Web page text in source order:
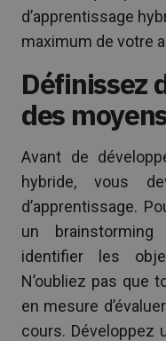
d’apprentissage
maximum de votre
Définissez
des
Avant de
hybride, vous
d’apprentissage.
un
identifier les
N’oubliez pas que
en mesure
cours. Développez